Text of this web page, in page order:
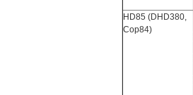
HD85 (DHD380,
Cop84)